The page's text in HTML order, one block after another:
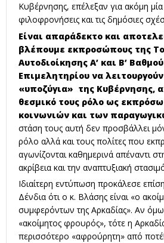
Κυβέρνησης, επέλεξαν για ακόμη
φιλοφρονήσεις και τις δημόσιες
Είναι απαράδεκτο και
βλέπουμε εκπροσώπους της
Αυτοδιοίκησης Α’ και Β’
Επιμελητηρίου να
«υποζύγια» της Κυβέρνησης,
θεσμικό τους ρόλο ως
κοινωνιών και των
στάση τους αυτή δεν προσβάλλει
ρόλο αλλά και τους πολίτες που
αγωνίζονται καθημερινά απέναντι
ακρίβεια και την αναπτυξιακή
Ιδιαίτερη εντύπωση προκάλεσε
Δένδια ότι ο κ. Βλάσης είναι «ο
συμφερόντων της Αρκαδίας». Αν
«ακοίμητος φρουρός», τότε η
περισσότερο «αφρούρητη» από ποτέ!